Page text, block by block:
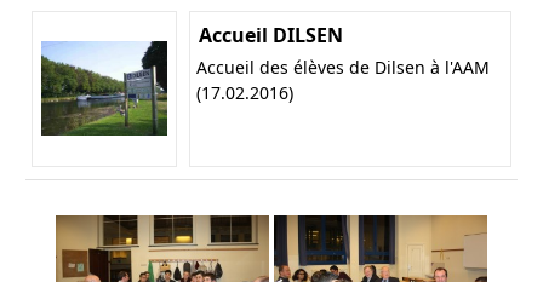
Accueil DILSEN
Accueil des élèves de Dilsen à l'AAM
(17.02.2016)